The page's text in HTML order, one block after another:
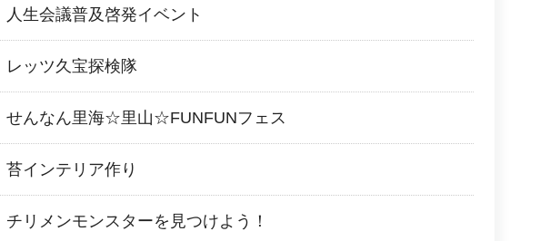
人生会議普及啓発イベント
レッツ久宝探検隊
せんなん里海☆里山☆FUNFUNフェス
苔インテリア作り
チリメンモンスターを見つけよう！